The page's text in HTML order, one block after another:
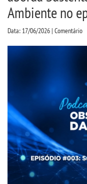
CPA
CPSA
LICENCIATURAS
TECNOLÓGICOS
Ambiente no
Data: 17/06/2026 | Comentário